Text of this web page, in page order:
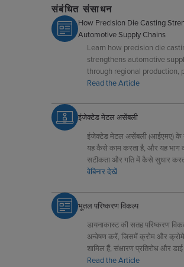
संबंधित संसाधन
How Precision Die Casting
Automotive Supply Chains
Learn how precision die
strengthens automotive
through regional production,
control, lightweighting, and
Read the Article
इंजेक्टेड मेटल असेंबली
इंजेक्टेड मेटल असेंबली (आईएमए) के
यह कैसे काम करता है, और यह भाग
सटीकता और गति में कैसे सुधार
वेबिनार देखें
भूतल परिष्करण विकल्प
डायनाकास्ट की सतह परिष्करण
अन्वेषण करें, जिसमें क्रोम और
शामिल हैं, संक्षारण प्रतिरोध और
घटकों के सौंदर्यशास्त्र को बढ़ाने के
Read the Article